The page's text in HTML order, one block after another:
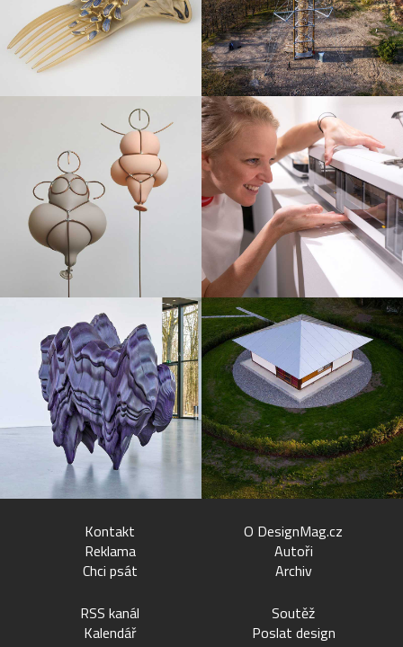
Kontakt
Reklama
Chci psát
O DesignMag.cz
Autoři
Archiv
RSS kanál
Kalendář
Soutěž
Poslat design